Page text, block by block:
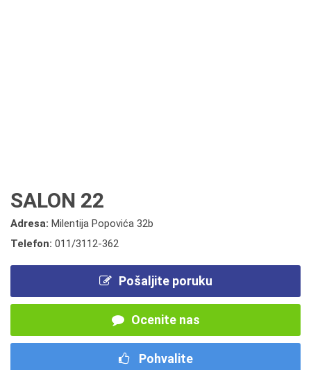
SALON 22
Adresa: Milentija Popovića 32b
Telefon: 011/3112-362
Pošaljite poruku
Ocenite nas
Pohvalite